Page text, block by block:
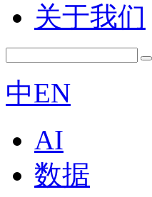
关于我们
中EN
AI
数据